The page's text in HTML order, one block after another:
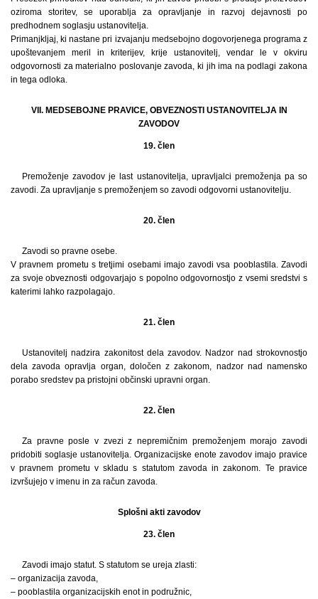
oziroma storitev, se uporablja za opravljanje in razvoj dejavnosti po
predhodnem soglasju ustanovitelja.
Primanjkljaj, ki nastane pri izvajanju medsebojno dogovorjenega programa z
upoštevanjem meril in kriterijev, krije ustanovitelj, vendar le v okviru
odgovornosti za materialno poslovanje zavoda, ki jih ima na podlagi zakona
in tega odloka.
VII. MEDSEBOJNE PRAVICE, OBVEZNOSTI USTANOVITELJA IN
ZAVODOV
19. člen
Premoženje zavodov je last ustanovitelja, upravljalci premoženja pa so
zavodi. Za upravljanje s premoženjem so zavodi odgovorni ustanovitelju.
20. člen
Zavodi so pravne osebe.
V pravnem prometu s tretjimi osebami imajo zavodi vsa pooblastila. Zavodi
za svoje obveznosti odgovarjajo s popolno odgovornostjo z vsemi sredstvi s
katerimi lahko razpolagajo.
21. člen
Ustanovitelj nadzira zakonitost dela zavodov. Nadzor nad strokovnostjo
dela zavoda opravlja organ, določen z zakonom, nadzor nad namensko
porabo sredstev pa pristojni občinski upravni organ.
22. člen
Za pravne posle v zvezi z nepremičnim premoženjem morajo zavodi
pridobiti soglasje ustanovitelja. Organizacijske enote zavodov imajo pravice
v pravnem prometu v skladu s statutom zavoda in zakonom. Te pravice
izvršujejo v imenu in za račun zavoda.
Splošni akti zavodov
23. člen
Zavodi imajo statut. S statutom se ureja zlasti:
– organizacija zavoda,
– pooblastila organizacijskih enot in podružnic,